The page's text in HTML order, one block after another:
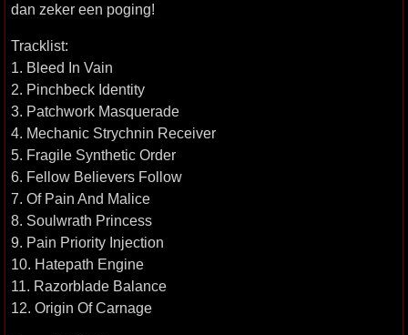
dan zeker een poging!
Tracklist:
1. Bleed In Vain
2. Pinchbeck Identity
3. Patchwork Masquerade
4. Mechanic Strychnin Receiver
5. Fragile Synthetic Order
6. Fellow Believers Follow
7. Of Pain And Malice
8. Soulwrath Princess
9. Pain Priority Injection
10. Hatepath Engine
11. Razorblade Balance
12. Origin Of Carnage